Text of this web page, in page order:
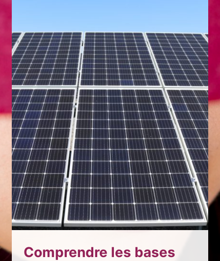
Comprendre les bases